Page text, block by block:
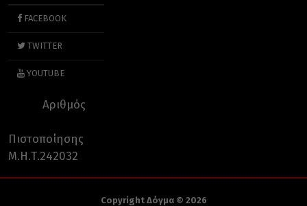
FACEBOOK
TWITTER
YOUTUBE
Αριθμός
Πιστοποίησης
Μ.Η.Τ.242032
Copyright Δόγμα © 2026